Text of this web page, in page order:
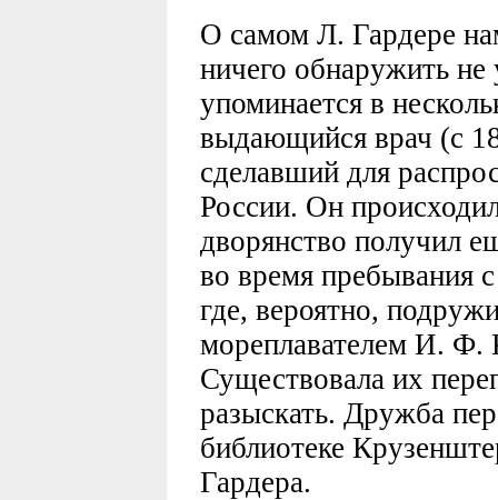
О самом Л. Гардере
ничего обнаружить не
упоминается в
выдающийся врач (с
сделавший для
России. Он
дворянство получил
во время пребывания
где, вероятно,
мореплавателем И. Ф.
Существовала их
разыскать. Дружба
библиотеке
Гардера.